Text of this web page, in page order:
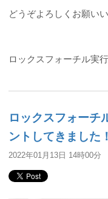
どうぞよろしくお願い
ロックスフォーチル実
ロックスフォーチ
ントしてきました
2022年01月13日 14時00分